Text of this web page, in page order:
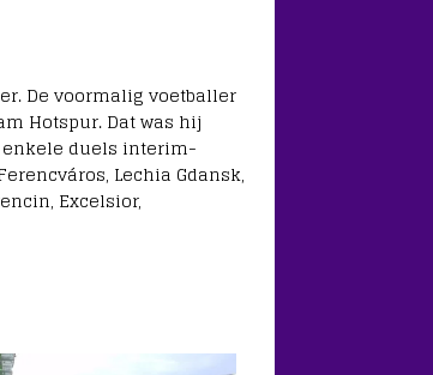
De voormalig voetballer
Hotspur. Dat was hij
enkele duels interim-
Lechia Gdansk,
Excelsior,